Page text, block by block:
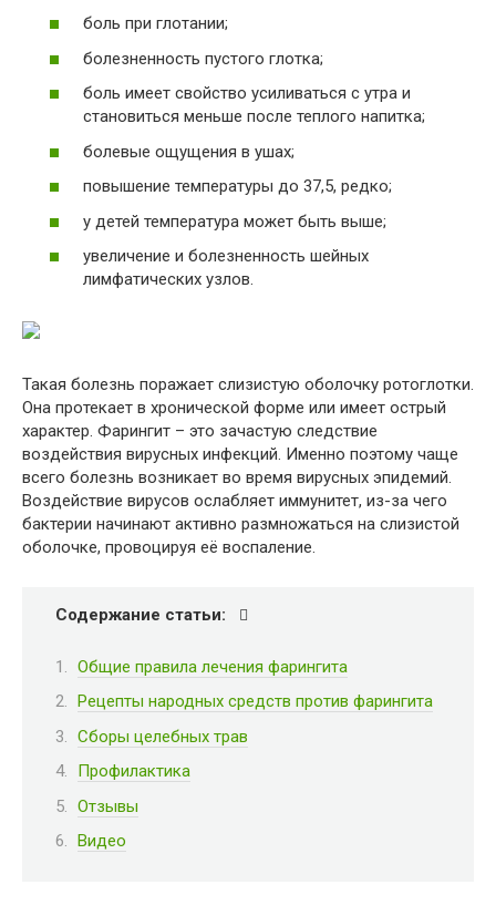
боль при глотании;
болезненность пустого глотка;
боль имеет свойство усиливаться с утра и
становиться меньше после теплого напитка;
болевые ощущения в ушах;
повышение температуры до 37,5, редко;
у детей температура может быть выше;
увеличение и болезненность шейных
лимфатических узлов.
Такая болезнь поражает слизистую оболочку ротоглотки.
Она протекает в хронической форме или имеет острый
характер. Фарингит – это зачастую следствие
воздействия вирусных инфекций. Именно поэтому чаще
всего болезнь возникает во время вирусных эпидемий.
Воздействие вирусов ослабляет иммунитет, из-за чего
бактерии начинают активно размножаться на слизистой
оболочке, провоцируя её воспаление.
Содержание статьи:
Общие правила лечения фарингита
Рецепты народных средств против фарингита
Сборы целебных трав
Профилактика
Отзывы
Видео